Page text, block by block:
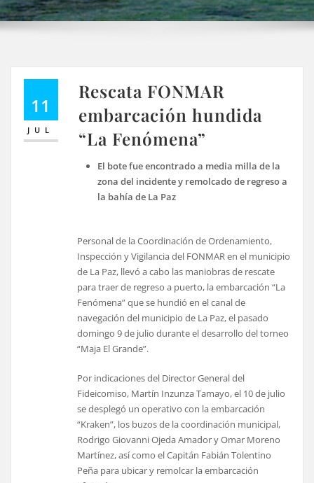
11
JUL
Rescata FONMAR
embarcación hundida
“La Fenómena”
El bote fue encontrado a media milla de la
zona del incidente y remolcado de regreso a
la bahía de La Paz
Personal de la Coordinación de Ordenamiento,
Inspección y Vigilancia del FONMAR en el municipio
de La Paz, llevó a cabo las maniobras de rescate
para traer de regreso a puerto, la embarcación “La
Fenómena” que se hundió en el canal de
navegación del municipio de La Paz, el pasado
domingo 9 de julio durante el desarrollo del torneo
“Maja El Grande”.
Por indicaciones del Director General del
Fideicomiso, Martín Inzunza Tamayo, el 10 de julio
se desplegó un operativo con la embarcación
“Kraken”, los buzos de la coordinación municipal,
Rodrigo Giovanni Ojeda Amador y Omar Moreno
Martínez, así como el Capitán Fabián Tolentino
Peña para ubicar y remolcar la embarcación